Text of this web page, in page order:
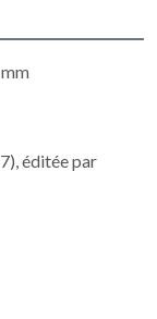
éditée par